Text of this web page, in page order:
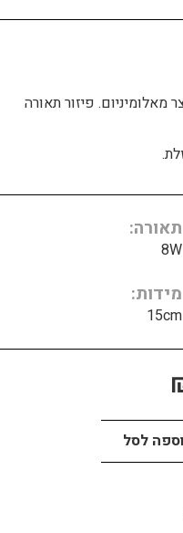
מאלומיניום. פיזור תאורה
תאורה
8W
מידות
15cm
לסל